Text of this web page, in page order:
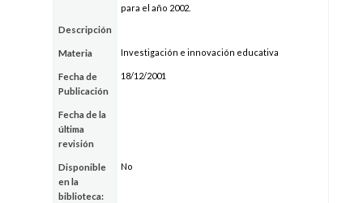
para el año 2002.
Descripción
Materia Investigación e innovación educativa
Fecha de
Publicación
18/12/2001
Fecha de la
última
revisión
Disponible
en la
biblioteca:
No